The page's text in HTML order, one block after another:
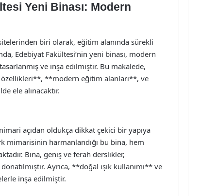
Yeni Binası: Modern
biri olarak, eğitim alanında sürekli
Edebiyat Fakültesi’nin yeni binası, modern
ve inşa edilmiştir. Bu makalede,
özellikleri**, **modern eğitim alanları**, ve
ele alınacaktır.
açıdan oldukça dikkat çekici bir yapıya
harmanlandığı bu bina, hem
Bina, geniş ve ferah derslikler,
Ayrıca, **doğal ışık kullanımı** ve
inşa edilmiştir.